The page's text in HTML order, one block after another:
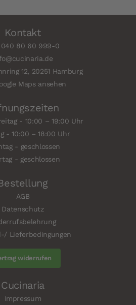
Kontakt
040 80 60 999-0
12, 20251 Hamburg
Maps ansehen
- 10:00 – 19:00 Uhr
- 10:00 – 18:00 Uhr
- geschlossen
- geschlossen
AGB
Datenschutz
Lieferbedingungen
widerrufen
Cucinaria
Impressum